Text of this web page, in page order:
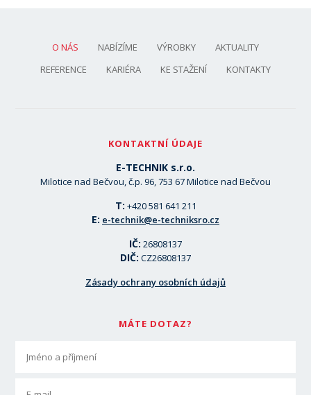
O NÁS NABÍZÍME VÝROBKY
AKTUALITY
REFERENCE
KARIÉRA KE STAŽENÍ KONTAKTY
KONTAKTNÍ ÚDAJE
E-TECHNIK s.r.o.
Milotice nad Bečvou, č.p. 96, 753 67 Milotice nad Bečvou
T: +420 581 641 211
E: e-technik@e-techniksro.cz
IČ: 26808137
DIČ: CZ26808137
Zásady ochrany osobních údajů
MÁTE DOTAZ?